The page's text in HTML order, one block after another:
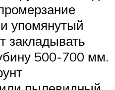
и упомянутый
закладывать
500-700 мм.